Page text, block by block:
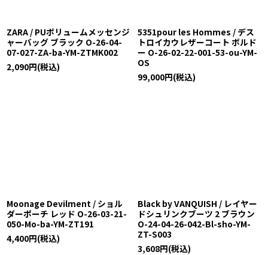
ZARA / PUボリュームメッセンジ
ャーバッグ ブラック O-26-04-
07-027-ZA-ba-YM-ZTMK002
2,090円(税込)
5351pour les Hommes / デス
トロイカウレザーコート ボルド
ー O-26-02-22-001-53-ou-YM-
OS
99,000円(税込)
Moonage Devilment / ショル
ダーポーチ レッド O-26-03-21-
050-Mo-ba-YM-ZT191
4,400円(税込)
Black by VANQUISH / レイヤー
ドシュリンクブーツ 2 ブラウン
O-24-04-26-042-Bl-sho-YM-
ZT-S003
3,608円(税込)